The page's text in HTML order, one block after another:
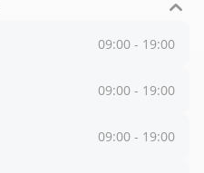
09:00 - 19:00
09:00 - 19:00
09:00 - 19:00